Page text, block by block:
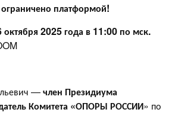
ограничено платформой!
октября 2025 года в 11:00 по мск.
—член Президиума
Комитета «ОПОРЫ РОССИИ» по